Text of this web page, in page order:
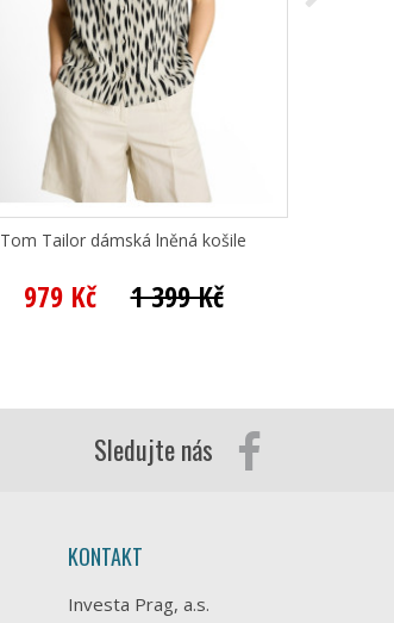
Tom Tailor dámská lněná košile
979 Kč 1 399 Kč
Sledujte nás
KONTAKT
Investa Prag, a.s.